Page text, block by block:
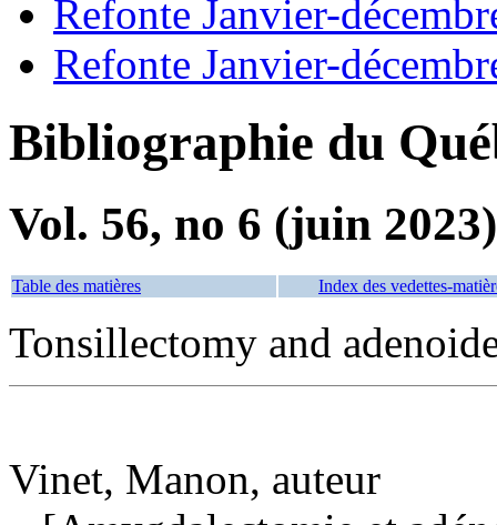
Refonte Janvier-
Refonte Janvier-
Bibliographie du
Vol. 56, no 6 (juin 2023)
Table des matières Index des vedettes-
Tonsillectomy and
Vinet, Manon, auteur